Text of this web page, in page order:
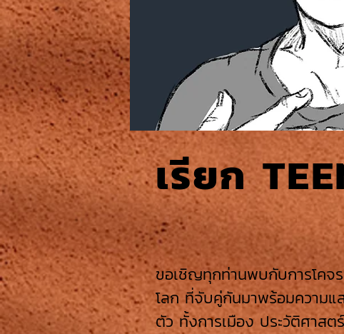
เรียก
ขอเชิญทุกท่านพบกับการโคจ
โลก ที่จับคู่กันมาพร้อมความแ
ตัว ทั้งการเมือง ประวัติศาส